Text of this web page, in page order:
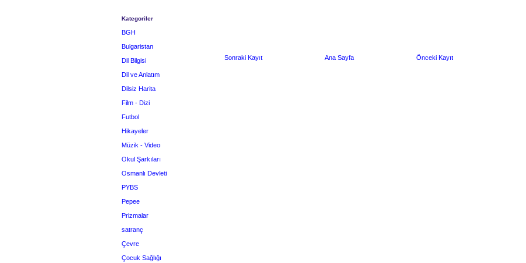
Sonraki Kayıt Önceki Kayıt
Ana Sayfa
Kategoriler
BGH
Bulgaristan
Dil Bilgisi
Dil ve Anlatım
Dilsiz Harita
Film - Dizi
Futbol
Hikayeler
Müzik - Video
Okul Şarkıları
Osmanlı Devleti
PYBS
Pepee
Prizmalar
satranç
Çevre
Çocuk Sağlığı